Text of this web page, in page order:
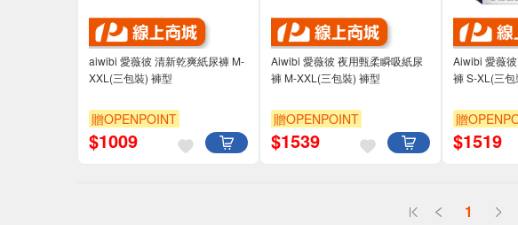
aiwibi 愛薇彼 清新乾爽紙尿褲 M-
XXL(三包裝) 褲型
贈OPENPOINT
$1009
Aiwibi 愛薇彼 夜用甄柔瞬吸紙尿
褲 M-XXL(三包裝) 褲型
贈OPENPOINT
$1539
Aiwibi 愛薇
褲 S-XL(三
贈
$1519
1